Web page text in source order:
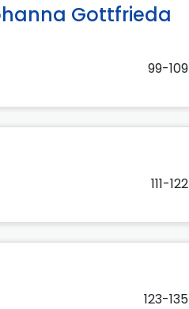
Gottfrieda
99-109
111-122
123-135